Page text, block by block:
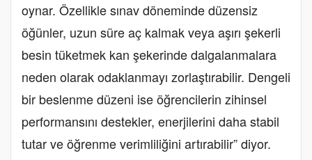
oynar. Özellikle sınav döneminde düzensiz
öğünler, uzun süre aç kalmak veya aşırı şekerli
besin tüketmek kan şekerinde dalgalanmalara
neden olarak odaklanmayı zorlaştırabilir. Dengeli
bir beslenme düzeni ise öğrencilerin zihinsel
performansını destekler, enerjilerini daha stabil
tutar ve öğrenme verimliliğini artırabilir” diyor.